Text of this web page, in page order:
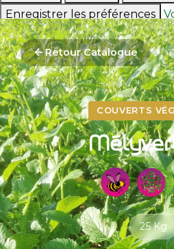
Enregistrer les préférences
Politique de cookies
Retour Catalogue
COUVERTS
25 Kg